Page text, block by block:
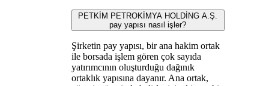
PETKİM PETROKİMYA HOLDİNG A.Ş.
pay yapısı nasıl işler?
Şirketin pay yapısı, bir ana hakim ortak
ile borsada işlem gören çok sayıda
yatırımcının oluşturduğu dağınık
ortaklık yapısına dayanır. Ana ortak,